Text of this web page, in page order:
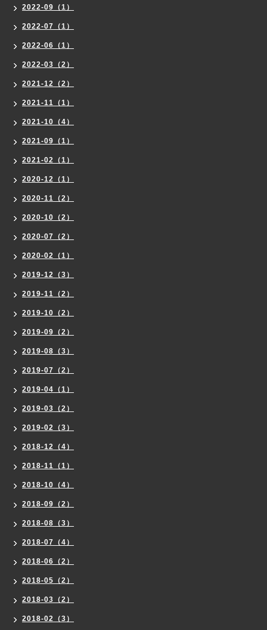
2022-09（1）
2022-07（1）
2022-06（1）
2022-03（2）
2021-12（2）
2021-11（1）
2021-10（4）
2021-09（1）
2021-02（1）
2020-12（1）
2020-11（2）
2020-10（2）
2020-07（2）
2020-02（1）
2019-12（3）
2019-11（2）
2019-10（2）
2019-09（2）
2019-08（3）
2019-07（2）
2019-04（1）
2019-03（2）
2019-02（3）
2018-12（4）
2018-11（1）
2018-10（4）
2018-09（2）
2018-08（3）
2018-07（4）
2018-06（2）
2018-05（2）
2018-03（2）
2018-02（3）